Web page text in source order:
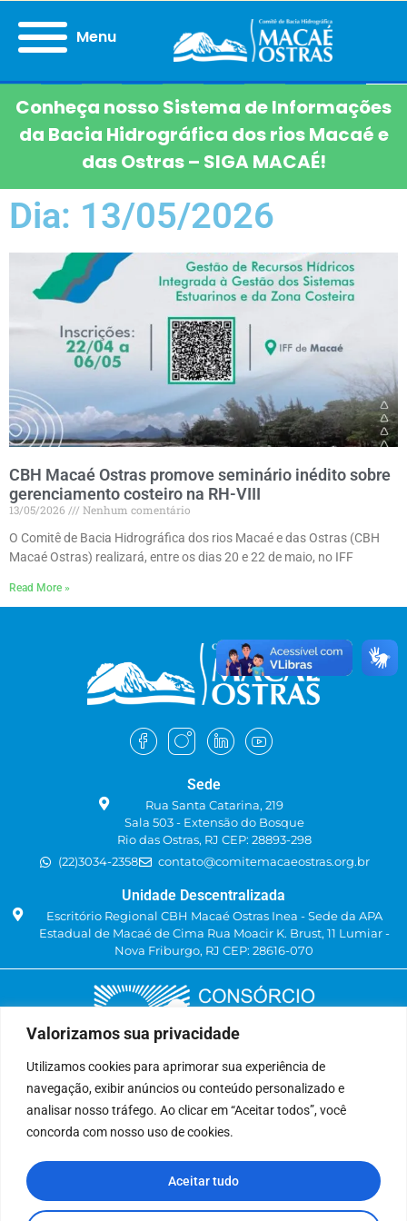
Valorizamos sua privacidade
Utilizamos cookies para aprimorar sua experiência de
navegação, exibir anúncios ou conteúdo personalizado e
analisar nosso tráfego. Ao clicar em “Aceitar todos”, você
concorda com nosso uso de cookies.
Aceitar tudo
Menu
Conheça nosso Sistema de Informações
da Bacia Hidrográfica dos rios Macaé e
das Ostras – SIGA MACAÉ!
Dia: 13/05/2026
CBH Macaé Ostras promove seminário inédito sobre
gerenciamento costeiro na RH-VIII
13/05/2026
Nenhum comentário
O Comitê de Bacia Hidrográfica dos rios Macaé e das Ostras (CBH
Macaé Ostras) realizará, entre os dias 20 e 22 de maio, no IFF
Read More »
Sede
Rua Santa Catarina, 219
Sala 503 - Extensão do Bosque
Rio das Ostras, RJ CEP: 28893-298
(22)3034-2358
contato@comitemacaeostras.org.br
Unidade Descentralizada
Escritório Regional CBH Macaé Ostras Inea - Sede da APA
Estadual de Macaé de Cima Rua Moacir K. Brust, 11 Lumiar -
Nova Friburgo, RJ CEP: 28616-070
Delegatária (CILSJ)
Rua: Avenida Um, n° 01, Lote 01, Quadra 11
Bairro: Jardins de São Pedro
São Pedro da Aldeia, RJ
(22) 9 8841-2358